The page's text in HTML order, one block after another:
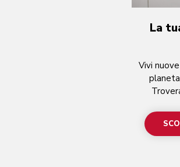
La
Vivi